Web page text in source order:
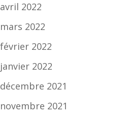
avril 2022
mars 2022
février 2022
janvier 2022
décembre 2021
novembre 2021